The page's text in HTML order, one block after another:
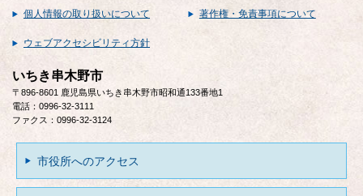
個人情報の取り扱いについて 著作権・免責事項について
ウェブアクセシビリティ方針
いちき串木野市
〒896-8601 鹿児島県いちき串木野市昭和通133番地1
電話：0996-32-3111
ファクス：0996-32-3124
市役所へのアクセス